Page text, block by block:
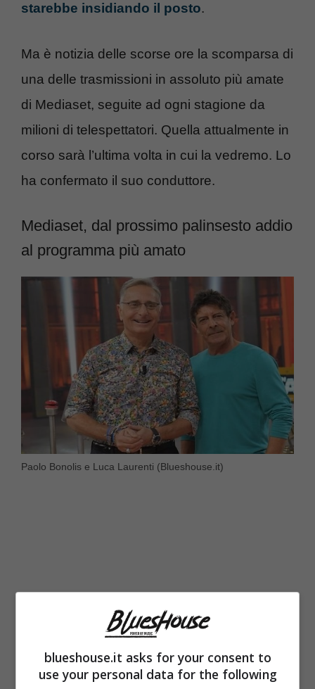
starebbe insidiando il posto.
Ma è notizia delle scorse ore la scomparsa di
una delle trasmissioni in assoluto più amate
di Mediaset, seguite ad ogni stagione da
milioni di telespettatori. Quella attualmente in
corso sarà l’ultima volta in cui la vedremo. Lo
ha confermato il suo conduttore.
Mediaset, dal prossimo palinsesto addio
al programma più amato
Paolo Bonolis e Luca Laurenti (Blueshouse.it)
blueshouse.it asks for your consent to
use your personal data for the following